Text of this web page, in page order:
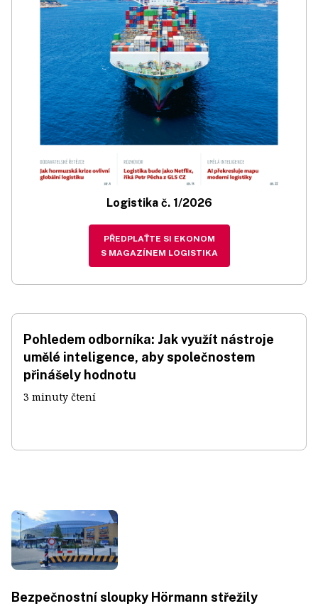
Logistika č. 1/2026
PŘEDPLAŤTE SI EKONOM
S MAGAZÍNEM LOGISTIKA
Pohledem odborníka: Jak využít nástroje
umělé inteligence, aby společnostem
přinášely hodnotu
3 minuty čtení
Bezpečnostní sloupky Hörmann střežily